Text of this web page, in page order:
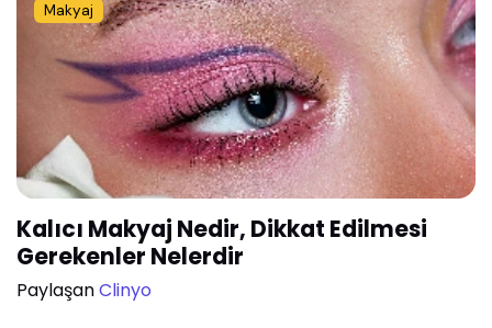
Makyaj
Kalıcı Makyaj Nedir, Dikkat Edilmesi
Gerekenler Nelerdir
PaylaşanClinyo